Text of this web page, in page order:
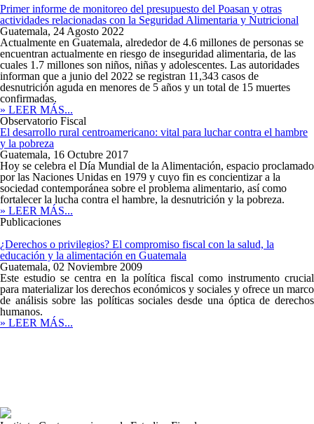
Primer informe de monitoreo del presupuesto del Poasan y otras
actividades relacionadas con la Seguridad Alimentaria y Nutricional
Guatemala, 24 Agosto 2022
Actualmente en Guatemala, alrededor de 4.6 millones de personas se
encuentran actualmente en riesgo de inseguridad alimentaria, de las
cuales 1.7 millones son niños, niñas y adolescentes. Las autoridades
informan que a junio del 2022 se registran 11,343 casos de
desnutrición aguda en menores de 5 años y un total de 15 muertes
confirmadas.
» LEER MÁS...
Observatorio Fiscal
El desarrollo rural centroamericano: vital para luchar contra el hambre
y la pobreza
Guatemala, 16 Octubre 2017
Hoy se celebra el Día Mundial de la Alimentación, espacio proclamado
por las Naciones Unidas en 1979 y cuyo fin es concientizar a la
sociedad contemporánea sobre el problema alimentario, así como
fortalecer la lucha contra el hambre, la desnutrición y la pobreza.
» LEER MÁS...
Publicaciones
¿Derechos o privilegios? El compromiso fiscal con la salud, la
educación y la alimentación en Guatemala
Guatemala, 02 Noviembre 2009
Este estudio se centra en la política fiscal como instrumento crucial
para materializar los derechos económicos y sociales y ofrece un marco
de análisis sobre las políticas sociales desde una óptica de derechos
humanos.
» LEER MÁS...